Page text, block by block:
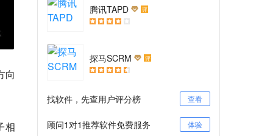
向
相
腾讯TAPD 评
探马SCRM 评
找软件，先查用户评分榜 查看
顾问1对1推荐软件免费服务 体验